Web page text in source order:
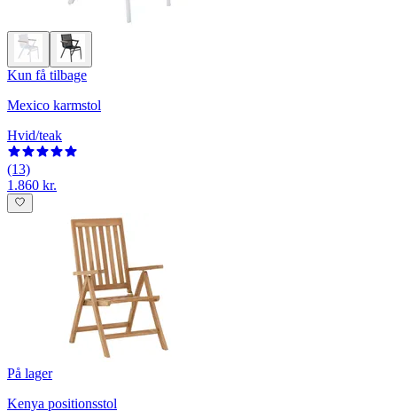
Kun få tilbage
Mexico karmstol
Hvid/teak
(13)
1.860 kr.
På lager
Kenya positionsstol